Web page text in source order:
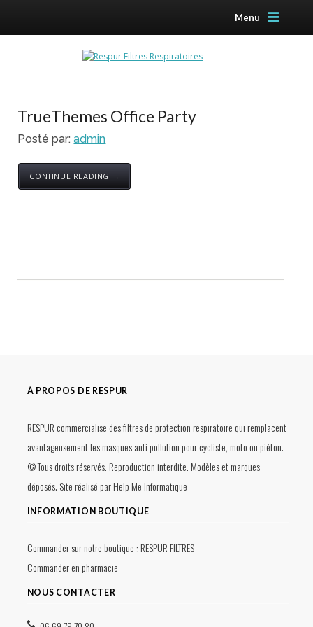
Menu
TrueThemes Office Party
Posté par: admin
CONTINUE READING →
À PROPOS DE RESPUR
RESPUR commercialise des filtres de protection respiratoire qui remplacent
avantageusement les masques anti pollution pour cycliste, moto ou piéton.
© Tous droits réservés. Reproduction interdite. Modèles et marques
déposés. Site réalisé parHelp Me Informatique
INFORMATION BOUTIQUE
Commander sur notre boutique : RESPUR FILTRES
Commander en pharmacie
NOUS CONTACTER